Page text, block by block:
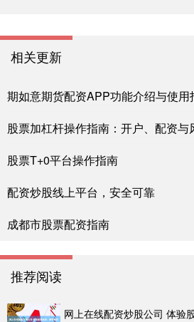
相关更新
期如意期货配资APP功能介绍与使用
股票加杠杆操作指南：开户、配资与
股票T+0平台操作指南
配资炒股线上平台，安全可靠
成都市股票配资指南
推荐阅读
网上在线配资炒股公司 体验